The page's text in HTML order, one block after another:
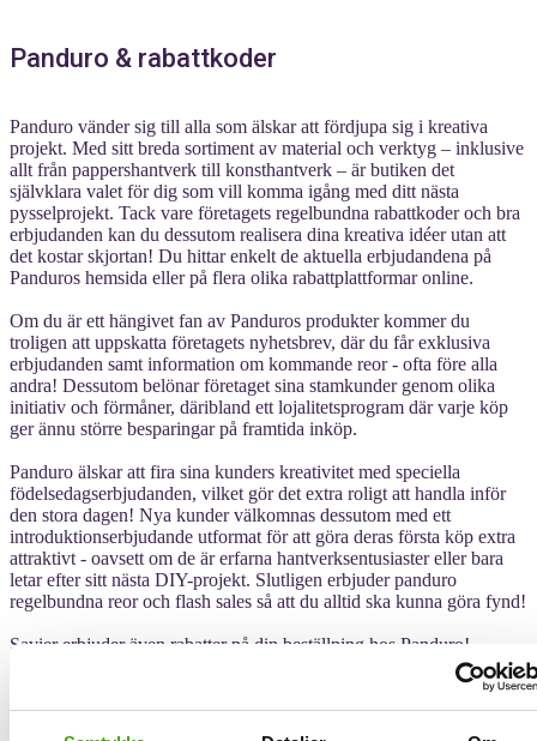
Panduro & rabattkoder
Panduro vänder sig till alla som älskar att fördjupa sig i kreativa
projekt. Med sitt breda sortiment av material och verktyg – inklusive
allt från pappershantverk till konsthantverk – är butiken det
självklara valet för dig som vill komma igång med ditt nästa
pysselprojekt. Tack vare företagets regelbundna rabattkoder och bra
erbjudanden kan du dessutom realisera dina kreativa idéer utan att
det kostar skjortan! Du hittar enkelt de aktuella erbjudandena på
Panduros hemsida eller på flera olika rabattplattformar online.
Om du är ett hängivet fan av Panduros produkter kommer du
troligen att uppskatta företagets nyhetsbrev, där du får exklusiva
erbjudanden samt information om kommande reor - ofta före alla
andra! Dessutom belönar företaget sina stamkunder genom olika
initiativ och förmåner, däribland ett lojalitetsprogram där varje köp
ger ännu större besparingar på framtida inköp.
Panduro älskar att fira sina kunders kreativitet med speciella
födelsedagserbjudanden, vilket gör det extra roligt att handla inför
den stora dagen! Nya kunder välkomnas dessutom med ett
introduktionserbjudande utformat för att göra deras första köp extra
attraktivt - oavsett om de är erfarna hantverksentusiaster eller bara
letar efter sitt nästa DIY-projekt. Slutligen erbjuder panduro
regelbundna reor och flash sales så att du alltid ska kunna göra fynd!
Savier erbjuder även rabatter på din beställning hos Panduro!
Vår shoppingassistent underlättar jakten på de bästa erbjudandena
och rabatterna - särskilt när du handlar online! För bästa möjliga
priser bör rabattkoder användas - här kan Savier hjälpa dig!